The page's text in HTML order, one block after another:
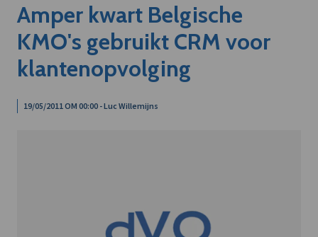
Amper kwart Belgische
KMO's gebruikt CRM voor
klantenopvolging
19/05/2011 OM 00:00 - Luc Willemijns